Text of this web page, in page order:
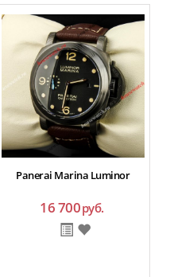
Panerai Marina Luminor
16 700руб.